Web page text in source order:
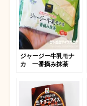
ジャージー牛乳モナ
カ 一番摘み抹茶